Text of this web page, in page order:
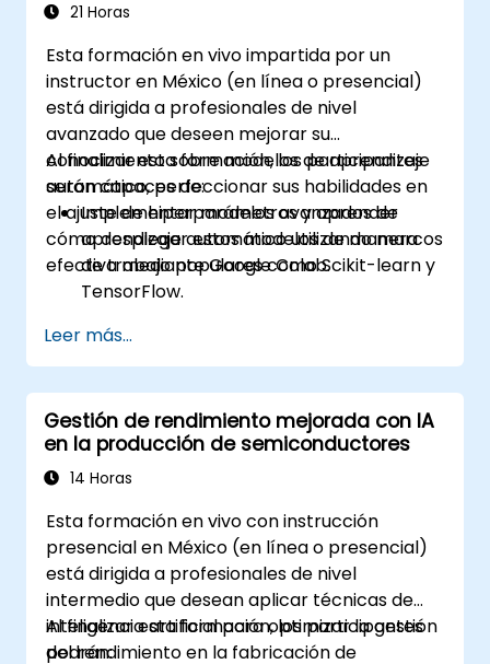
21 Horas
Esta formación en vivo impartida por un
instructor en México (en línea o presencial)
está dirigida a profesionales de nivel
avanzado que deseen mejorar su
conocimiento sobre modelos de aprendizaje
automático, perfeccionar sus habilidades en
el ajuste de hiperparámetros y aprender
cómo desplegar estos modelos de manera
efectiva mediante Google Colab.
Al finalizar esta formación, los participantes
serán capaces de:
Implementar modelos avanzados de
aprendizaje automático utilizando marcos
de trabajo populares como Scikit-learn y
TensorFlow.
mediante el ajuste de hiperparámetros.
Desplegar modelos de aprendizaje
automático en aplicaciones del mundo
real usando Google Colab.
Colaborar y gestionar proyectos de
aprendizaje automático a gran escala en
Leer más...
Gestión de rendimiento mejorada con IA
en la producción de semiconductores
14 Horas
Esta formación en vivo con instrucción
presencial en México (en línea o presencial)
está dirigida a profesionales de nivel
intermedio que desean aplicar técnicas de
inteligencia artificial para optimizar la gestión
del rendimiento en la fabricación de
Al finalizar esta formación, los participantes
podrán: